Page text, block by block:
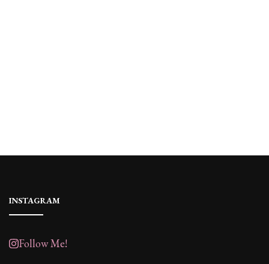
INSTAGRAM
Follow Me!